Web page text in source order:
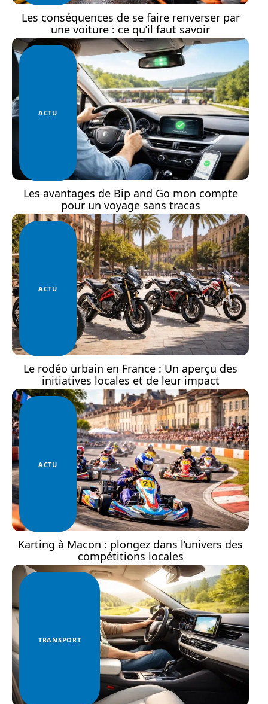
Les conséquences de se faire renverser par
une voiture : ce qu’il faut savoir
ACTU
Les avantages de Bip and Go mon compte
pour un voyage sans tracas
ACTU
Le rodéo urbain en France : Un aperçu des
initiatives locales et de leur impact
ACTU
Karting à Macon : plongez dans l’univers des
compétitions locales
TRANSPORT